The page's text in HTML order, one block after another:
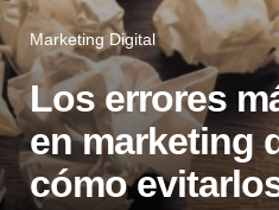
Marketing Digital
Los errores
en marketing
cómo